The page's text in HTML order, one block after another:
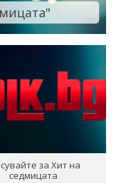
за Хит на
седмицата